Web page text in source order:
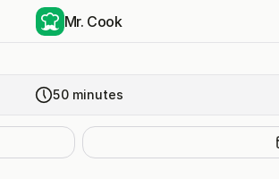
50 minutes
Mr. Cook